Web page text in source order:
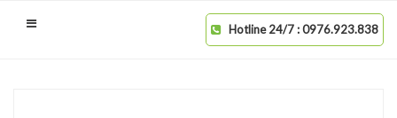
Hotline 24/7 : 0976.923.838